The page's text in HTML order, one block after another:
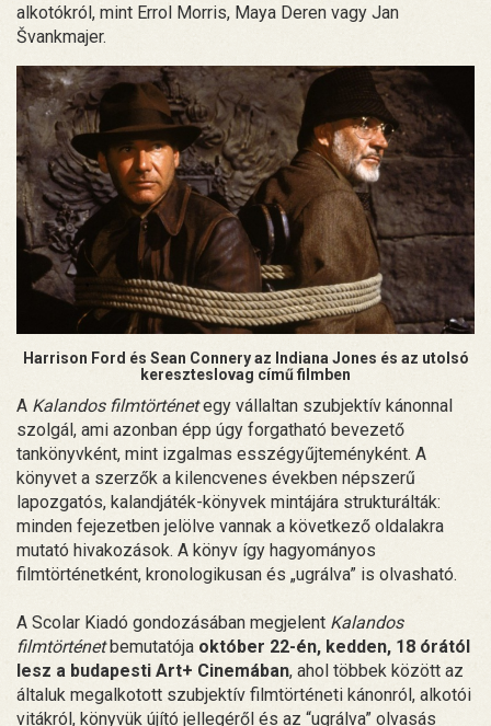
alkotókról, mint Errol Morris, Maya Deren vagy Jan
Švankmajer.
Harrison Ford és Sean Connery az Indiana Jones és az utolsó
kereszteslovag című filmben
A Kalandos filmtörténetegy vállaltan szubjektív kánonnal
szolgál, ami azonban épp úgy forgatható bevezető
tankönyvként, mint izgalmas esszégyűjteményként. A
könyvet a szerzők a kilencvenes években népszerű
lapozgatós, kalandjáték-könyvek mintájára strukturálták:
minden fejezetben jelölve vannak a következő oldalakra
mutató hivakozások. A könyv így hagyományos
filmtörténetként, kronologikusan és „ugrálva” is olvasható.
A Scolar Kiadó gondozásában megjelent Kalandos
filmtörténetbemutatója október 22-én, kedden, 18 órától
lesz a budapesti Art+ Cinemában, ahol többek között az
általuk megalkotott szubjektív filmtörténeti kánonról, alkotói
vitákról, könyvük újító jellegéről és az “ugrálva” olvasás